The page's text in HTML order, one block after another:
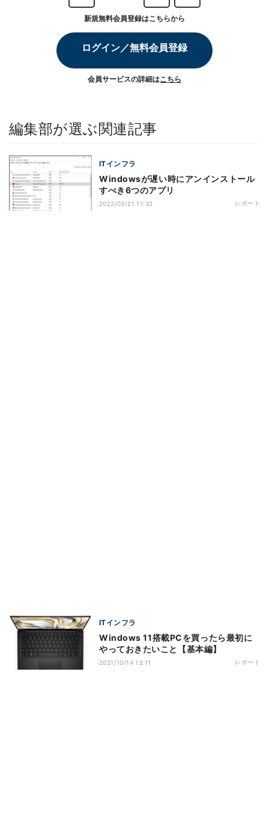
新規無料会員登録はこちらから
ログイン／無料会員登録
会員サービスの詳細はこちら
編集部が選ぶ関連記事
ITインフラ
Windowsが遅い時にアンインストール
すべき6つのアプリ
2022/03/21 11:32 レポート
ITインフラ
Windows 11搭載PCを買ったら最初に
やっておきたいこと【基本編】
2021/10/14 13:11 レポート